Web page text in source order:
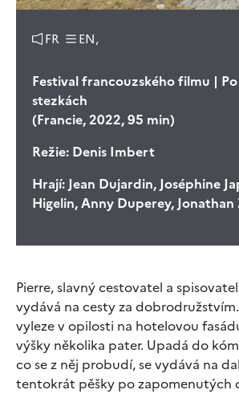
FR EN,
Festival francouzského filmu |
stezkách
(Francie, 2022, 95 min)
Režie: Denis Imbert
Hrají: Jean Dujardin, Joséphine
Higelin, Anny Duperey, Jonathan
Pierre, slavný cestovatel a
vydává na cesty za
vyleze v opilosti na hotelovou
výšky několika pater. Upadá do
co se z něj probudí, se vydává na
tentokrát pěšky po zapomenutých